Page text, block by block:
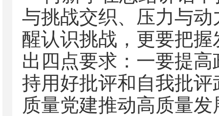
与挑战交织、压力与
醒认识挑战，更要把
出四点要求： 一要提高
持用好批评和自我批
质量党建推动高质量发